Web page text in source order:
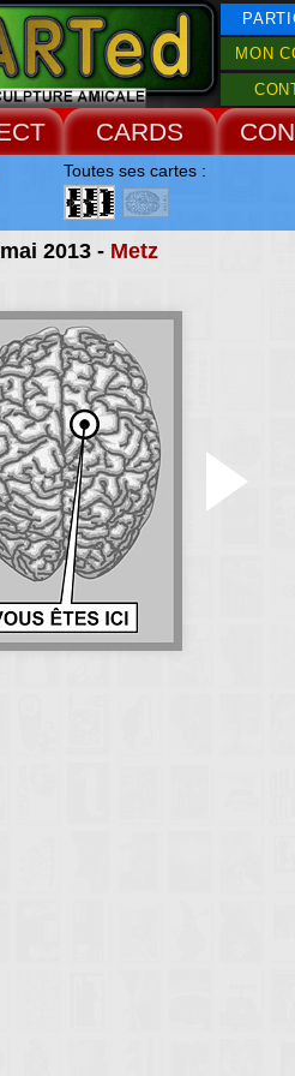
MON
CARDS
2013 - Metz
Toutes ses cartes :